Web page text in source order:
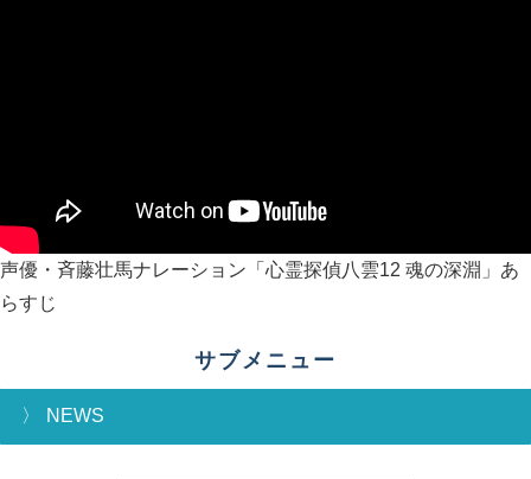
声優・斉藤壮馬ナレーション「心霊探偵八雲12 魂の深淵」あ
らすじ
サブメニュー
NEWS